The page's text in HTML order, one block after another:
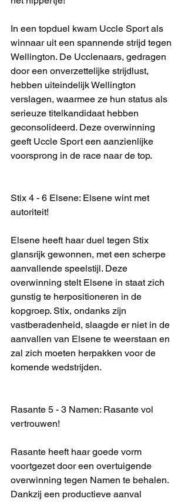
In een topduel kwam Uccle Sport als
winnaar uit een spannende strijd tegen
Wellington. De Ucclenaars, gedragen
door een onverzettelijke strijdlust,
hebben uiteindelijk Wellington
verslagen, waarmee ze hun status als
serieuze titelkandidaat hebben
geconsolideerd. Deze overwinning
geeft Uccle Sport een aanzienlijke
voorsprong in de race naar de top.
Stix 4 - 6 Elsene: Elsene wint met
autoriteit!
Elsene heeft haar duel tegen Stix
glansrijk gewonnen, met een scherpe
aanvallende speelstijl. Deze
overwinning stelt Elsene in staat zich
gunstig te herpositioneren in de
kopgroep. Stix, ondanks zijn
vastberadenheid, slaagde er niet in de
aanvallen van Elsene te weerstaan en
zal zich moeten herpakken voor de
komende wedstrijden.
Rasante 5 - 3 Namen: Rasante vol
vertrouwen!
Rasante heeft haar goede vorm
voortgezet door een overtuigende
overwinning tegen Namen te behalen.
Dankzij een productieve aanval